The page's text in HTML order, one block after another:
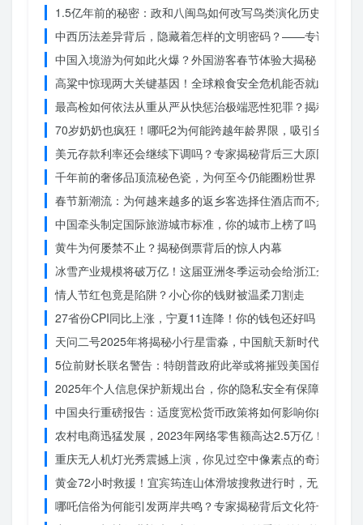
1.5亿年前的秘密：政和八闽鸟如何改写鸟类演化历史？
中西历法差异背后，隐藏着怎样的文明密码？——专访南京
中国入境游为何如此火爆？外国游客春节体验大揭秘
高粱中惊现两大关键基因！全球粮食安全危机能否就此终结？
最高检如何依法从重从严从快惩治极端恶性犯罪？揭秘重大
70岁奶奶也疯狂！哪吒2为何能跨越年龄界限，吸引全民观影
美元存款利率还会继续下调吗？专家揭秘背后三大原因
千年前的奢侈品顶流秘色瓷，为何至今仍能圈粉世界？揭秘
春节新潮流：为何越来越多的返乡客选择住酒店而不是家里？
中国牵头制定国际旅游城市标准，你的城市上榜了吗？
黄牛为何屡禁不止？揭秘倒票背后的惊人内幕
冰雪产业规模将破万亿！这届亚洲冬季运动会给浙江企业带
情人节红包竟是陷阱？小心你的钱财被温柔刀割走
27省份CPI同比上涨，宁夏11连降！你的钱包还好吗？
天问二号2025年将揭秘小行星雷淼，中国航天新时代即将开
5位前财长联名警告：特朗普政府此举或将摧毁美国信誉？
2025年个人信息保护新规出台，你的隐私安全有保障了吗？
中国央行重磅报告：适度宽松货币政策将如何影响你的消费？
农村电商迅猛发展，2023年网络零售额高达2.5万亿！你还在
重庆无人机灯光秀震撼上演，你见过空中像素点的奇迹吗？
黄金72小时救援！宜宾筠连山体滑坡搜救进行时，无人机遥
哪吒信俗为何能引发两岸共鸣？专家揭秘背后文化符号的力量